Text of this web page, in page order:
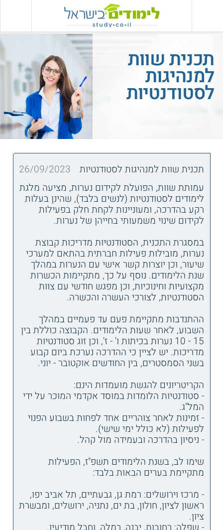
תכנית שוות
למנהיגות
לסטודנטיות
תכנית שוות למנהיגות לסטודנטיות
26/09/2023
עמותת שוות, הפועלת לקידום נערות, מציעה מלגת
לימודים לסטודנטיות (לנשים בלבד), שהינן בעלות
רקע בהדרכה, ומעוניינות לקחת חלק בפעילות
לקידום שינוי משמעותי בחייהן של נערות.
במסגרת התכנית, הסטודנטיות מדריכות קבוצת
נערות, מובילות פעילות חברתית בהתאם למערכי
שיעור, וכן יוצרות קשר אישי עם הנערות במהלך
שנת הלימודים. נוסף על כך, מתקיימות הכשרות
מקצועיות וחינוכיות, וכן מפגש חודשי עם צוות
הסטודנטיות, לצורכי העשרה והכשרה.
ההתנדבות מתקיימת פעם עד פעמיים במהלך
השבוע, לאחר שעות הלימודים. הקבוצה כוללת בין
15 - 10 נערות בכיתות ו' - ז', וכן זוג סטודנטיות
מדריכות. יש לציין כי ההדרכה נערכת ביום קבוע
בשני הסמסטרים, בין החודשים אוקטובר - יוני.
הקריטריונים להגשת מועמדות הינם:
- סטודנטיות הלומדות במוסד אקדמי המוכר על ידי
המל"ג.
- זמינות לאחר צוהריים אחד לפחות בשבוע הפנוי
לפעילות (לא כולל ימי שישי).
- ניסיון בהדרכה ובעמידה מול קהל.
שימו לב, בשנת הלימודים תשפ"ז, הפעילות
מתקיימת בערים הבאות בלבד:
- מרכז וירושלים: רמת גן, גבעתיים, תל אביב יפו,
ראשון לציון, חולון, בת ים, נתניה, ירושלים, ומבשרת
ציון.